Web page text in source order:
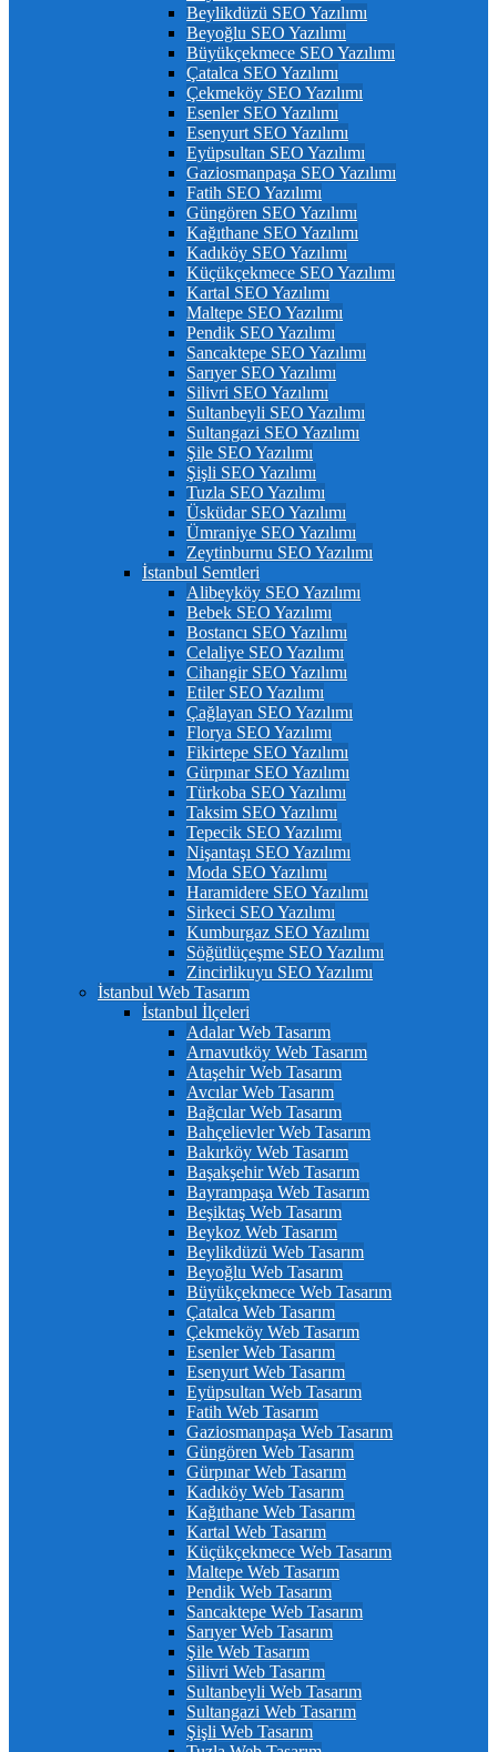
Beylikdüzü SEO Yazılımı
Beyoğlu SEO Yazılımı
Büyükçekmece SEO Yazılımı
Çatalca SEO Yazılımı
Çekmeköy SEO Yazılımı
Esenler SEO Yazılımı
Esenyurt SEO Yazılımı
Eyüpsultan SEO Yazılımı
Gaziosmanpaşa SEO Yazılımı
Fatih SEO Yazılımı
Güngören SEO Yazılımı
Kağıthane SEO Yazılımı
Kadıköy SEO Yazılımı
Küçükçekmece SEO Yazılımı
Kartal SEO Yazılımı
Maltepe SEO Yazılımı
Pendik SEO Yazılımı
Sancaktepe SEO Yazılımı
Sarıyer SEO Yazılımı
Silivri SEO Yazılımı
Sultanbeyli SEO Yazılımı
Sultangazi SEO Yazılımı
Şile SEO Yazılımı
Şişli SEO Yazılımı
Tuzla SEO Yazılımı
Üsküdar SEO Yazılımı
Ümraniye SEO Yazılımı
Zeytinburnu SEO Yazılımı
İstanbul Semtleri
Alibeyköy SEO Yazılımı
Bebek SEO Yazılımı
Bostancı SEO Yazılımı
Celaliye SEO Yazılımı
Cihangir SEO Yazılımı
Etiler SEO Yazılımı
Çağlayan SEO Yazılımı
Florya SEO Yazılımı
Fikirtepe SEO Yazılımı
Gürpınar SEO Yazılımı
Türkoba SEO Yazılımı
Taksim SEO Yazılımı
Tepecik SEO Yazılımı
Nişantaşı SEO Yazılımı
Moda SEO Yazılımı
Haramidere SEO Yazılımı
Sirkeci SEO Yazılımı
Kumburgaz SEO Yazılımı
Söğütlüçeşme SEO Yazılımı
Zincirlikuyu SEO Yazılımı
İstanbul Web Tasarım
İstanbul İlçeleri
Adalar Web Tasarım
Arnavutköy Web Tasarım
Ataşehir Web Tasarım
Avcılar Web Tasarım
Bağcılar Web Tasarım
Bahçelievler Web Tasarım
Bakırköy Web Tasarım
Başakşehir Web Tasarım
Bayrampaşa Web Tasarım
Beşiktaş Web Tasarım
Beykoz Web Tasarım
Beylikdüzü Web Tasarım
Beyoğlu Web Tasarım
Büyükçekmece Web Tasarım
Çatalca Web Tasarım
Çekmeköy Web Tasarım
Esenler Web Tasarım
Esenyurt Web Tasarım
Eyüpsultan Web Tasarım
Fatih Web Tasarım
Gaziosmanpaşa Web Tasarım
Güngören Web Tasarım
Gürpınar Web Tasarım
Kadıköy Web Tasarım
Kağıthane Web Tasarım
Kartal Web Tasarım
Küçükçekmece Web Tasarım
Maltepe Web Tasarım
Pendik Web Tasarım
Sancaktepe Web Tasarım
Sarıyer Web Tasarım
Şile Web Tasarım
Silivri Web Tasarım
Sultanbeyli Web Tasarım
Sultangazi Web Tasarım
Şişli Web Tasarım